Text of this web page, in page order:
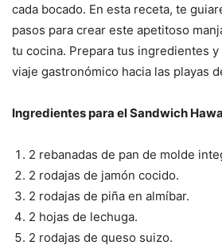
cada bocado. En esta receta, te
pasos para crear este apetitoso
tu cocina. Prepara tus ingredientes
viaje gastronómico hacia las playas
Ingredientes para el Sandwich
2 rebanadas de pan de molde
2 rodajas de jamón cocido.
2 rodajas de piña en almíbar.
2 hojas de lechuga.
2 rodajas de queso suizo.